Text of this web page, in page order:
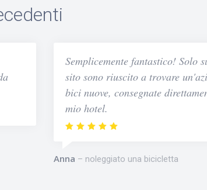
Semplicemente fantastico! Solo
sito sono riuscito a trovare
bici nuove, consegnate
mio hotel.
Anna noleggiato una bicicletta